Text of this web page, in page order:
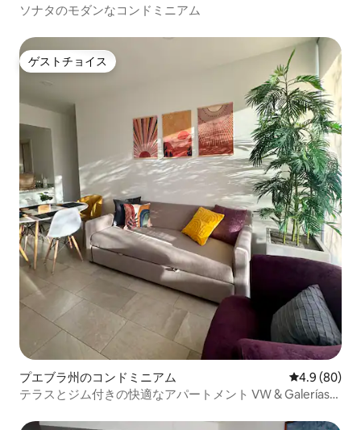
ソナタのモダンなコンドミニアム
ゲストチョイス
ゲストチョイス
プエブラ州のコンドミニアム レビュー80
4.9 (80)
テラスとジム付きの快適なアパートメント VW & Galerías